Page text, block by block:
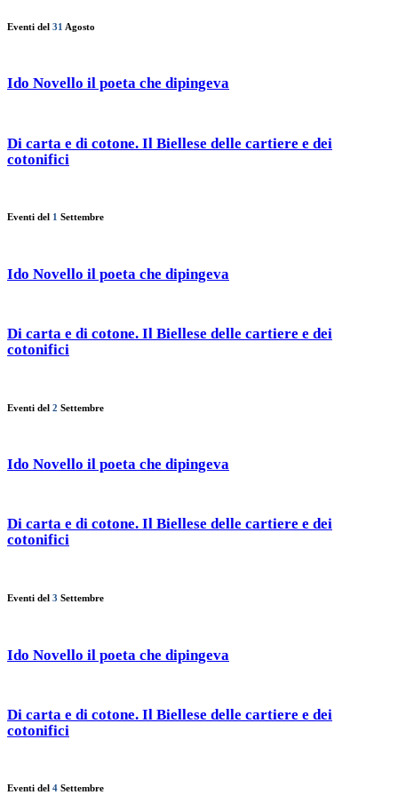
Eventi del 31 Agosto
Ido Novello il poeta che dipingeva
Di carta e di cotone. Il Biellese delle cartiere e dei
cotonifici
Eventi del 1 Settembre
Ido Novello il poeta che dipingeva
Di carta e di cotone. Il Biellese delle cartiere e dei
cotonifici
Eventi del 2 Settembre
Ido Novello il poeta che dipingeva
Di carta e di cotone. Il Biellese delle cartiere e dei
cotonifici
Eventi del 3 Settembre
Ido Novello il poeta che dipingeva
Di carta e di cotone. Il Biellese delle cartiere e dei
cotonifici
Eventi del 4 Settembre